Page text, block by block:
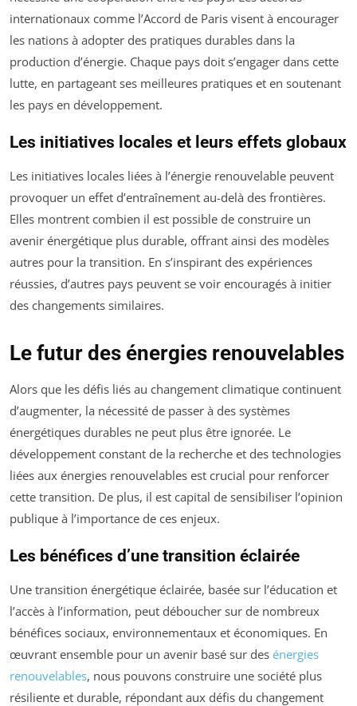
internationaux comme l’Accord de Paris visent à encourager
les nations à adopter des pratiques durables dans la
production d’énergie. Chaque pays doit s’engager dans cette
lutte, en partageant ses meilleures pratiques et en soutenant
les pays en développement.
Les initiatives locales et leurs effets globaux
Les initiatives locales liées à l’énergie renouvelable peuvent
provoquer un effet d’entraînement au-delà des frontières.
Elles montrent combien il est possible de construire un
avenir énergétique plus durable, offrant ainsi des modèles
autres pour la transition. En s’inspirant des expériences
réussies, d’autres pays peuvent se voir encouragés à initier
des changements similaires.
Le futur des énergies renouvelables
Alors que les défis liés au changement climatique continuent
d’augmenter, la nécessité de passer à des systèmes
énergétiques durables ne peut plus être ignorée. Le
développement constant de la recherche et des technologies
liées aux énergies renouvelables est crucial pour renforcer
cette transition. De plus, il est capital de sensibiliser l’opinion
publique à l’importance de ces enjeux.
Les bénéfices d’une transition éclairée
Une transition énergétique éclairée, basée sur l’éducation et
l’accès à l’information, peut déboucher sur de nombreux
bénéfices sociaux, environnementaux et économiques. En
œuvrant ensemble pour un avenir basé sur des énergies
renouvelables, nous pouvons construire une société plus
résiliente et durable, répondant aux défis du changement